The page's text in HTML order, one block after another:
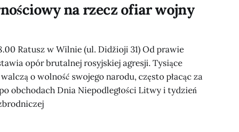
na rzecz ofiar wojny
Ratusz w Wilnie (ul. Didžioji 31) Od prawie
opór brutalnej rosyjskiej agresji. Tysiące
o wolność swojego narodu, często płacąc za
obchodach Dnia Niepodległości Litwy i tydzień